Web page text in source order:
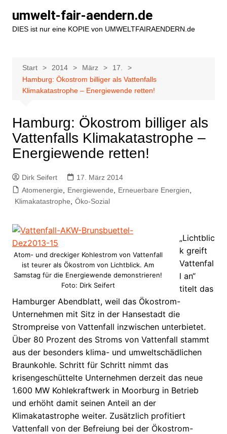
Inhalt
springen
umwelt-fair-aendern.de
DIES ist nur eine KOPIE von UMWELTFAIRAENDERN.de
Start 2014 März
17.
Hamburg: Ökostrom billiger als Vattenfalls
Klimakatastrophe – Energiewende retten!
Hamburg: Ökostrom billiger als
Vattenfalls Klimakatastrophe –
Energiewende retten!
Dirk Seifert
17. März 2014
Atomenergie
Energiewende Erneuerbare Energien
Klimakatastrophe
Öko-Sozial
Atom- und dreckiger Kohlestrom von Vattenfall
ist teurer als Ökostrom von Lichtblick. Am
Samstag für die Energiewende demonstrieren!
Foto: Dirk Seifert
„Lichtblic
k greift
Vattenfal
l an“
titelt das
Hamburger Abendblatt, weil das Ökostrom-
Unternehmen mit Sitz in der Hansestadt die
Strompreise von Vattenfall inzwischen unterbietet.
Über 80 Prozent des Stroms von Vattenfall stammt
aus der besonders klima- und umweltschädlichen
Braunkohle. Schritt für Schritt nimmt das
krisengeschüttelte Unternehmen derzeit das neue
1.600 MW Kohlekraftwerk in Moorburg in Betrieb
und erhöht damit seinen Anteil an der
Klimakatastrophe weiter. Zusätzlich profitiert
Vattenfall von der Befreiung bei der Ökostrom-